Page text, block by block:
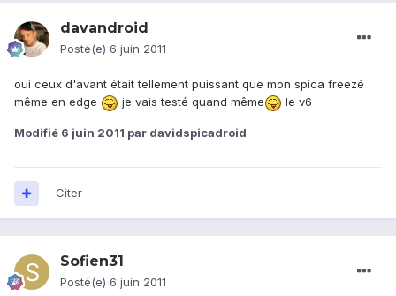
davandroid
Posté(e) 6 juin 2011
oui ceux d'avant était tellement puissant que mon spica freezé
même en edge
je vais testé quand même le v6
Modifié 6 juin 2011 par davidspicadroid
Citer
Sofien31
Posté(e) 6 juin 2011